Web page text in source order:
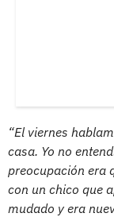
“El viernes
casa. Yo no
preocupación era
con un chico que
mudado y era